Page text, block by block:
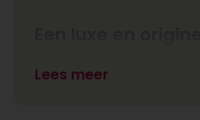
Lees meer